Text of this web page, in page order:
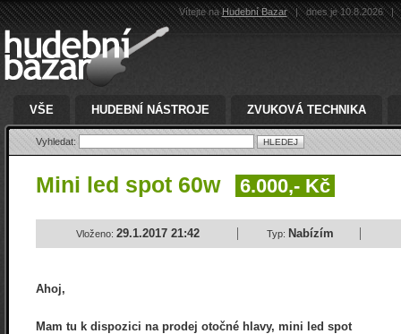
Vítejte naHudební Bazar | dnes je 10.8.2026 |
VŠE HUDEBNÍ NÁSTROJE ZVUKOVÁ TECHNIKA
Vyhledat:
Mini led spot 60w 6.000,- Kč
Vloženo: 29.1.2017 21:42 Typ: Nabízím
Ahoj,
Mam tu k dispozici na prodej otočné hlavy, mini led spot